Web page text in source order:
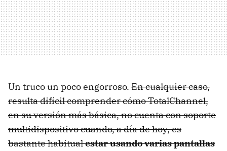
Un truco un poco engorroso. En cualquier caso,
resulta difícil comprender cómo TotalChannel,
en su versión más básica, no cuenta con soporte
multidispositivo cuando, a día de hoy, es
bastante habitualestar usando varias pantallas